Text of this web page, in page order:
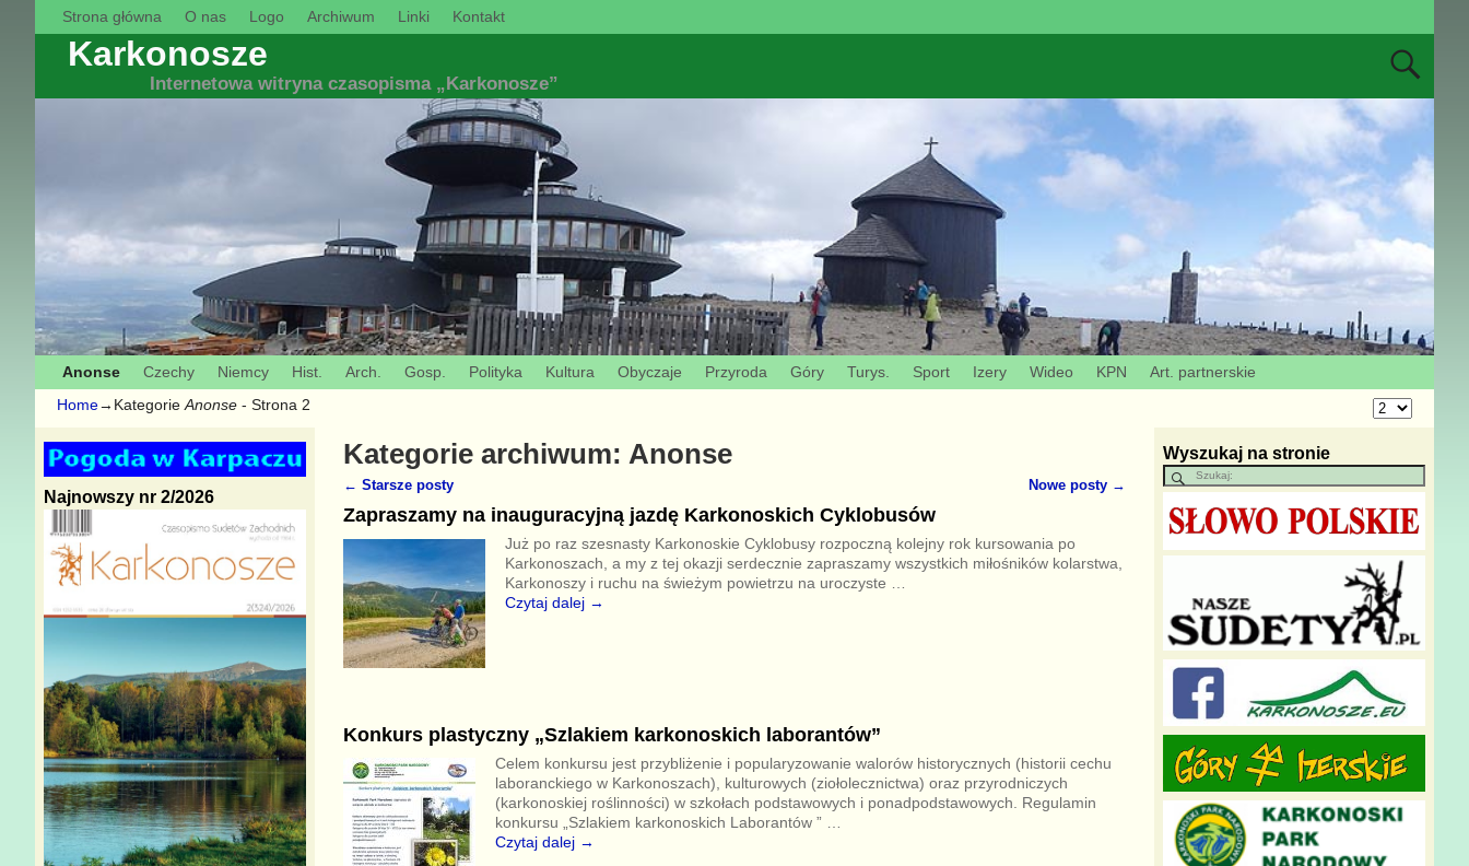
Strona główna O nas Logo Archiwum Linki Kontakt
Karkonosze
Internetowa witryna czasopisma „Karkonosze”
Anonse Czechy Niemcy Hist. Arch. Gosp. Polityka Kultura Obyczaje Przyroda Góry Turys. Sport Izery Wideo KPN
Art. partnerskie
Home→Kategorie Anonse - Strona 2
Kategorie archiwum: Anonse
Nawigacja
← Starsze posty Nowe posty →
Zapraszamy na inauguracyjną jazdę Karkonoskich Cyklobusów
Już po raz szesnasty Karkonoskie Cyklobusy rozpoczną kolejny rok kursowania po
Karkonoszach, a my z tej okazji serdecznie zapraszamy wszystkich miłośników kolarstwa,
Karkonoszy i ruchu na świeżym powietrzu na uroczyste …
Czytaj dalej →
Konkurs plastyczny „Szlakiem karkonoskich laborantów”
Celem konkursu jest przybliżenie i popularyzowanie walorów historycznych (historii cechu
laboranckiego w Karkonoszach), kulturowych (ziołolecznictwa) oraz przyrodniczych
(karkonoskiej roślinności) w szkołach podstawowych i ponadpodstawowych. Regulamin
konkursu „Szlakiem karkonoskich Laborantów ”
Czytaj dalej →
Najnowszy nr 2/2026
Wyszukaj na stronie